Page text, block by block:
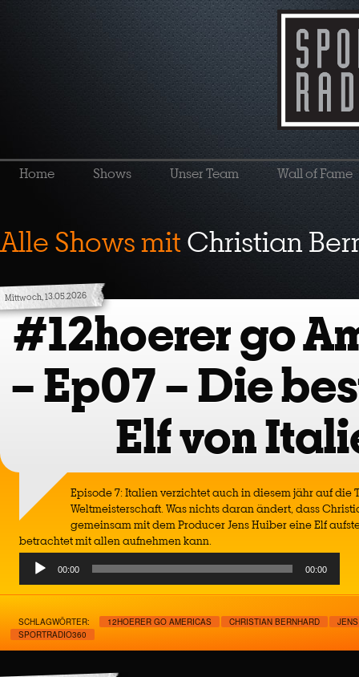
Home Shows Unser Team Wall of Fame
Alle Shows mitChristian
Mittwoch, 13.05.2026
#12hoerer go
– Ep07 – Die
Elf von
Episode 7: Italien verzichtet auch in diesem jähr auf die
Weltmeisterschaft. Was nichts daran ändert, dass
gemeinsam mit dem Producer Jens Huiber eine Elf
betrachtet mit allen aufnehmen kann.
Audio
Player
00:00 00:00
SCHLAGWÖRTER: 12HOERER GO AMERICAS CHRISTIAN BERNHARD
SPORTRADIO360